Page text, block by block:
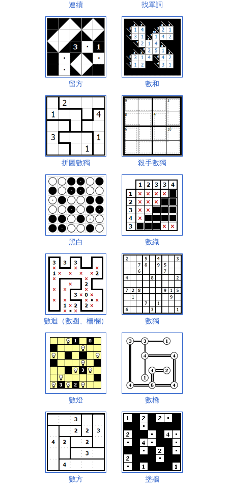
連續 找單詞
留方 數和
拼圖數獨 殺手數獨
黑白 數織
數迴（數圈、柵欄） 數獨
數燈 數橋
數方 塗牆